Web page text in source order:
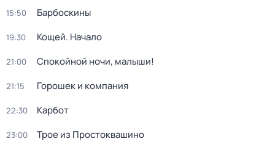
15:50 Барбоскины
19:30 Кощей. Начало
21:00 Спокойной ночи, малыши!
21:15 Горошек и компания
22:30 Карбот
23:00 Трое из Простоквашино